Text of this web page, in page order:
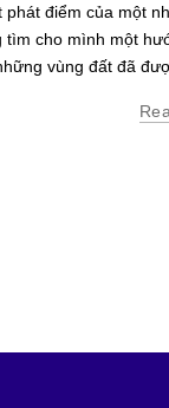
phát điểm của một
tìm cho mình một
vùng đất đã